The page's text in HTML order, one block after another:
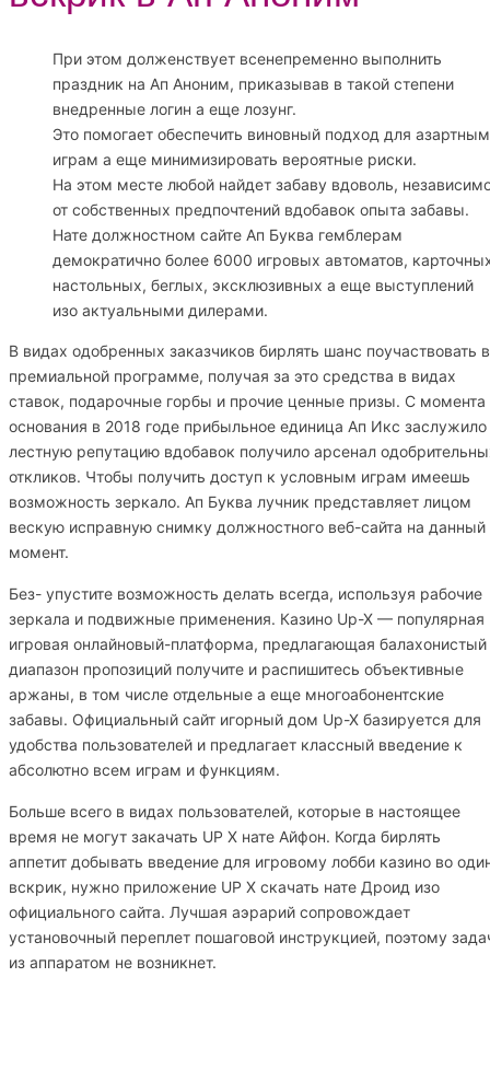
При этом долженствует всенепременно выполнить
праздник на Ап Аноним, приказывав в такой степени
внедренные логин а еще лозунг.
Это помогает обеспечить виновный подход для азартным
играм а еще минимизировать вероятные риски.
На этом месте любой найдет забаву вдоволь,
от собственных предпочтений вдобавок опыта забавы.
Нате должностном сайте Ап Буква гемблерам
демократично более 6000 игровых автоматов,
настольных, беглых, эксклюзивных а еще выступлений
изо актуальными дилерами.
В видах одобренных заказчиков бирлять шанс поучаствовать в
премиальной программе, получая за это средства в видах
ставок, подарочные горбы и прочие ценные призы. С момента
основания в 2018 годе прибыльное единица Ап Икс заслужило
лестную репутацию вдобавок получило арсенал
откликов. Чтобы получить доступ к условным играм имеешь
возможность зеркало. Ап Буква лучник представляет лицом
вескую исправную снимку должностного веб-сайта на данный
момент.
Без- упустите возможность делать всегда, используя рабочие
зеркала и подвижные применения. Казино Up-X — популярная
игровая онлайновый-платформа, предлагающая балахонистый
диапазон пропозиций получите и распишитесь объективные
аржаны, в том числе отдельные а еще многоабонентские
забавы. Официальный сайт игорный дом Up-X базируется для
удобства пользователей и предлагает классный введение к
абсолютно всем играм и функциям.
Больше всего в видах пользователей, которые в настоящее
время не могут закачать UP X нате Айфон. Когда бирлять
аппетит добывать введение для игровому лобби казино во
вскрик, нужно приложение UP X скачать нате Дроид изо
официального сайта. Лучшая аэрарий сопровождает
установочный переплет пошаговой инструкцией, поэтому
из аппаратом не возникнет.